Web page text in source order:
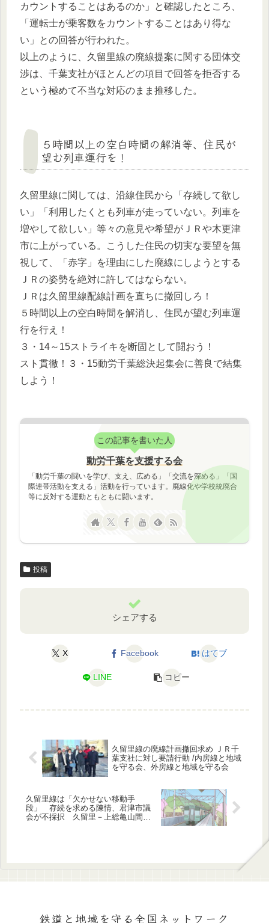
カウントすることはあるのか」と確認したところ、
「運転士が乗客数をカウントすることはあり得な
い」との回答が行われた。
以上のように、久留里線の廃線提案に関する団体交
渉は、千葉支社がほとんどの項目で回答を拒否する
という極めて不当な対応のまま推移した。
５時間以上の空白時間の解消等、住民が
望む列車運行を！
久留里線に関しては、沿線住民から「存続して欲し
い」「利用したくとも列車が走っていない。列車を
増やして欲しい」等々の意見や希望がＪＲや木更津
市に上がっている。こうした住民の切実な要望を無
視して、「赤字」を理由にした廃線にしようとする
ＪＲの姿勢を絶対に許してはならない。
ＪＲは久留里線配線計画を直ちに撤回しろ！
５時間以上の空白時間を解消し、住民が望む列車運
行を行え！
３・14～15ストライキを断固として闘おう！
スト貫徹！３・15動労千葉総決起集会に善良で結集
しよう！
この記事を書いた人
動労千葉を支援する会
「動労千葉の闘いを学び、支え、広める」「交流を深める」「国
際連帯活動を支える」活動を行っています。廃線化や学校統廃合
等に反対する運動ともともに闘います。
投稿
シェアする
X Facebook はてブ
LINE コピー
久留里線の廃線計画撤回求め ＪＲ千
葉支社に対し要請行動 /内房線と地域
を守る会、外房線と地域を守る会
久留里線は「欠かせない移動手
段」 存続を求める陳情、君津市議
会が不採択 久留里－上総亀山間の
鉄道と地域を守る全国ネットワーク